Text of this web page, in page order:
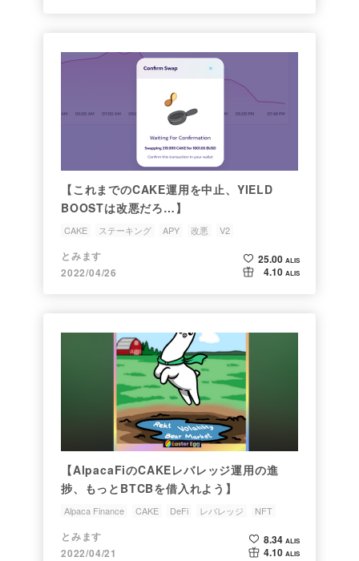
【これまでのCAKE運用を中止、YIELD
BOOSTは改悪だろ…】
CAKE ステーキング APY 改悪 V2
とみます
2022/04/26
25.00 ALIS
4.10 ALIS
【AlpacaFiのCAKEレバレッジ運用の進
捗、もっとBTCBを借入れよう】
Alpaca Finance CAKE DeFi レバレッジ NFT
とみます
2022/04/21
8.34 ALIS
4.10 ALIS